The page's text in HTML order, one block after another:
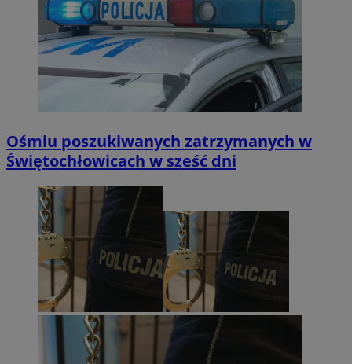
Ośmiu poszukiwanych zatrzymanych w
Świętochłowicach w sześć dni